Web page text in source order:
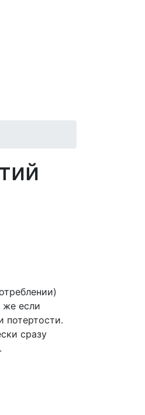
же если
потертости.
сразу